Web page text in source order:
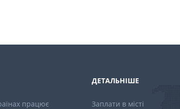
працює
ДЕТАЛЬНІШЕ
Заплати в місті